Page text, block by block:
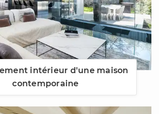
intérieur d'une maison
contemporaine